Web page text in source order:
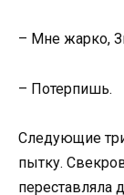
– Мне жарко,
– Потерпишь.
Следующие
пытку.
переставляла